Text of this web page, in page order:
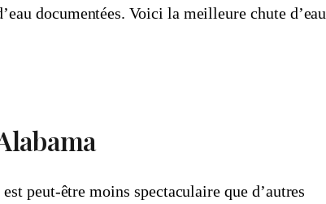
documentées. Voici la meilleure chute d’eau
peut-être moins spectaculaire que d’autres